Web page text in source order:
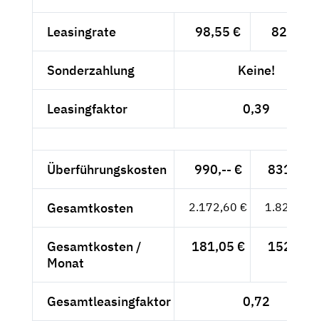
Leasingrate 98,55 € 82,82 €
Sonderzahlung Keine!
Leasingfaktor 0,39
Überführungskosten 990,-- € 831,93
Gesamtkosten 2.172,60 € 1.825,71
Gesamtkosten /
Monat
181,05 € 152,14
Gesamtleasingfaktor 0,72